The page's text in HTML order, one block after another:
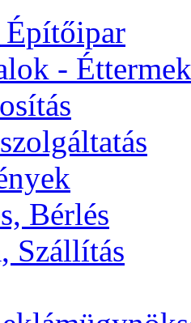
Építőipar
- Éttermek
Bérlés
Szállítás